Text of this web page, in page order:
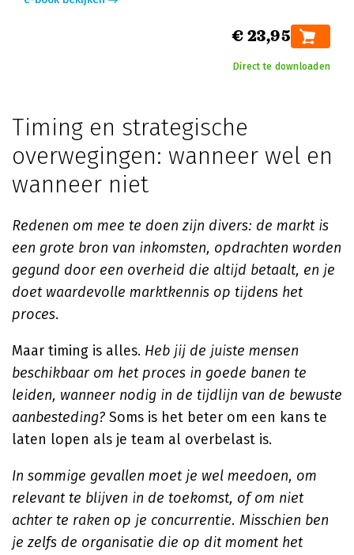
€ 23,95
Direct te downloaden
Timing en strategische
overwegingen: wanneer wel en
wanneer niet
Redenen om mee te doen zijn divers: de markt is
een grote bron van inkomsten, opdrachten worden
gegund door een overheid die altijd betaalt, en je
doet waardevolle marktkennis op tijdens het
proces.
Maar timing is alles. Heb jij de juiste mensen
beschikbaar om het proces in goede banen te
leiden, wanneer nodig in de tijdlijn van de bewuste
aanbesteding? Soms is het beter om een kans te
laten lopen als je team al overbelast is.
In sommige gevallen moet je wel meedoen, om
relevant te blijven in de toekomst, of om niet
achter te raken op je concurrentie. Misschien ben
je zelfs de organisatie die op dit moment het